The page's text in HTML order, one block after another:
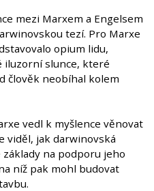
mezi Marxem a Engelsem
tezí. Pro Marxe
opium lidu,
iluzorní slunce, které
člověk neobíhal kolem
vedl k myšlence věnovat
viděl, jak darwinovská
na podporu jeho
níž pak mohl budovat